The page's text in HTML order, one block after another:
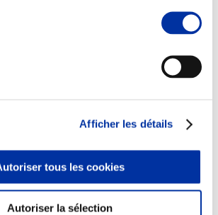
Afficher les détails
tous les cookies
Autoriser la sélection
Climat